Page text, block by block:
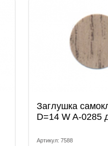
Заглушка
D=14 W A-0285
Артикул: 7588